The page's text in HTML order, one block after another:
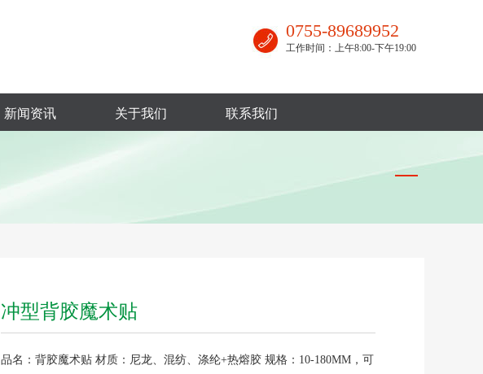
0755-89689952
工作时间：上午8:00-下午19:00
新闻资讯 关于我们 联系我们
冲型背胶魔术贴
品名：背胶魔术贴 材质：尼龙、混纺、涤纶+热熔胶 规格：10-180MM，可